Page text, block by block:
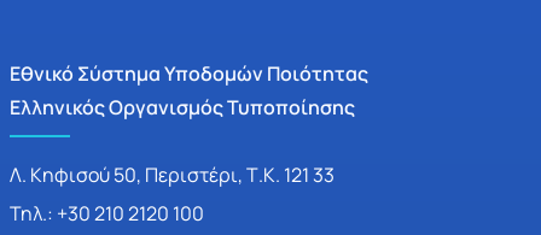
Εθνικό Σύστημα Υποδομών Ποιότητας
Ελληνικός Οργανισμός Τυποποίησης
Λ. Κηφισού 50, Περιστέρι, Τ.Κ. 121 33
Τηλ.: +30 210 2120 100